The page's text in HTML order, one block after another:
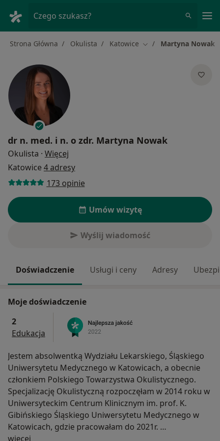
Czego szukasz?
Strona Główna Okulista Katowice Zmień miasto
Martyna Nowak
dr n. med. i n. o zdr. Martyna Nowak
Okulista · Więcej
Katowice 4 adresy
173 opinie
Umów wizytę
Wyślij wiadomość
Doświadczenie Usługi i ceny Adresy
Moje doświadczenie
2
Edukacja
Jestem absolwentką Wydziału Lekarskiego, Śląskiego
Uniwersytetu Medycznego w Katowicach, a obecnie
członkiem Polskiego Towarzystwa Okulistycznego.
Specjalizację Okulistyczną rozpoczęłam w 2014 roku w
Uniwersyteckim Centrum Klinicznym im. prof. K.
Gibińskiego Śląskiego Uniwersytetu Medycznego w
Katowicach, gdzie pracowałam do 2021r.
Obecnie jestem zatrudniona w CM LUX MED gdzie
więcej